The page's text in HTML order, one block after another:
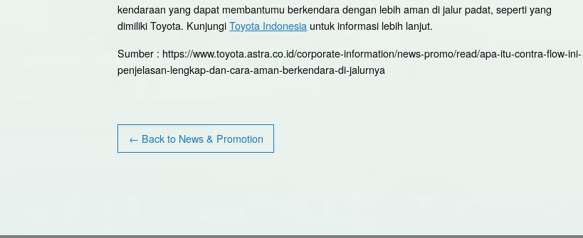
kendaraan yang dapat membantumu berkendara dengan lebih aman di jalur padat, seperti yang
dimiliki Toyota. Kunjungi Toyota Indonesia untuk informasi lebih lanjut.
Sumber : https://www.toyota.astra.co.id/corporate-information/news-promo/read/apa-itu-contra-flow-ini-
penjelasan-lengkap-dan-cara-aman-berkendara-di-jalurnya
← Back to News & Promotion